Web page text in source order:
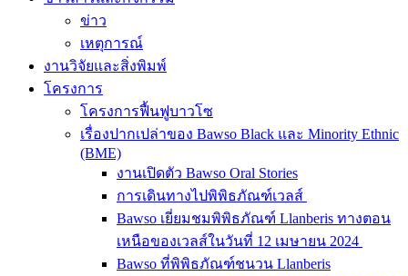
ข่าว
เหตุการณ์
งานวิจัยและสิ่งพิมพ์
โครงการ
โครงการฟื้นฟูบาวโซ
เรื่องปากเปล่าของ Bawso Black และ Minority Ethnic
(BME)
งานเปิดตัว Bawso Oral Stories
การเดินทางไปพิพิธภัณฑ์เวลส์
Bawso เยี่ยมชมพิพิธภัณฑ์ Llanberis ทางตอน
เหนือของเวลส์ในวันที่ 12 เมษายน 2024
Bawso ที่พิพิธภัณฑ์ชนวน Llanberis